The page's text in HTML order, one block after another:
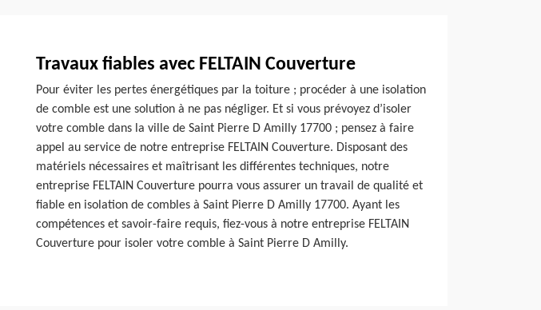
Travaux fiables avec FELTAIN Couverture
Pour éviter les pertes énergétiques par la toiture ; procéder à une isolation
de comble est une solution à ne pas négliger. Et si vous prévoyez d’isoler
votre comble dans la ville de Saint Pierre D Amilly 17700 ; pensez à faire
appel au service de notre entreprise FELTAIN Couverture. Disposant des
matériels nécessaires et maîtrisant les différentes techniques, notre
entreprise FELTAIN Couverture pourra vous assurer un travail de qualité et
fiable en isolation de combles à Saint Pierre D Amilly 17700. Ayant les
compétences et savoir-faire requis, fiez-vous à notre entreprise FELTAIN
Couverture pour isoler votre comble à Saint Pierre D Amilly.